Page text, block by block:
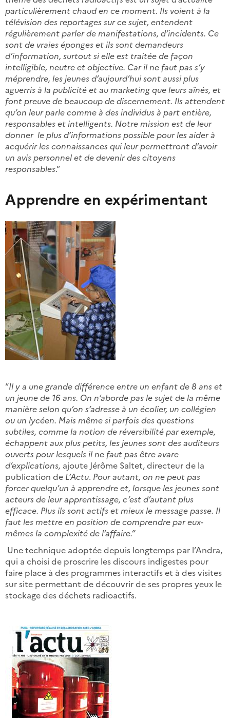
particulièrement chaud en ce moment. Ils voient à la
télévision des reportages sur ce sujet, entendent
régulièrement parler de manifestations, d’incidents. Ce
sont de vraies éponges et ils sont demandeurs
d’information, surtout si elle est traitée de façon
intelligible, neutre et objective. Car il ne faut pas s’y
méprendre, les jeunes d’aujourd’hui sont aussi plus
aguerris à la publicité et au marketing que leurs aînés, et
font preuve de beaucoup de discernement. Ils attendent
qu’on leur parle comme à des individus à part entière,
responsables et intelligents. Notre mission est de leur
donner le plus d’informations possible pour les aider à
acquérir les connaissances qui leur permettront d’avoir
un avis personnel et de devenir des citoyens
responsables.”
Apprendre en expérimentant
“Il y a une grande différence entre un enfant de 8 ans et
un jeune de 16 ans. On n’aborde pas le sujet de la même
manière selon qu’on s’adresse à un écolier, un collégien
ou un lycéen. Mais même si parfois des questions
subtiles, comme la notion de réversibilité par exemple,
échappent aux plus petits, les jeunes sont des auditeurs
ouverts pour lesquels il ne faut pas être avare
d’explications, ajoute Jérôme Saltet, directeur de la
publication de L’Actu. Pour autant, on ne peut pas
forcer quelqu’un à apprendre et, lorsque les jeunes sont
acteurs de leur apprentissage, c’est d’autant plus
efficace. Plus ils sont actifs et mieux le message passe. Il
faut les mettre en position de comprendre par eux-
mêmes la complexité de l’affaire.”
Une technique adoptée depuis longtemps par l’Andra,
qui a choisi de proscrire les discours indigestes pour
faire place à des programmes interactifs et à des visites
sur site permettant de découvrir de ses propres yeux le
stockage des déchets radioactifs.